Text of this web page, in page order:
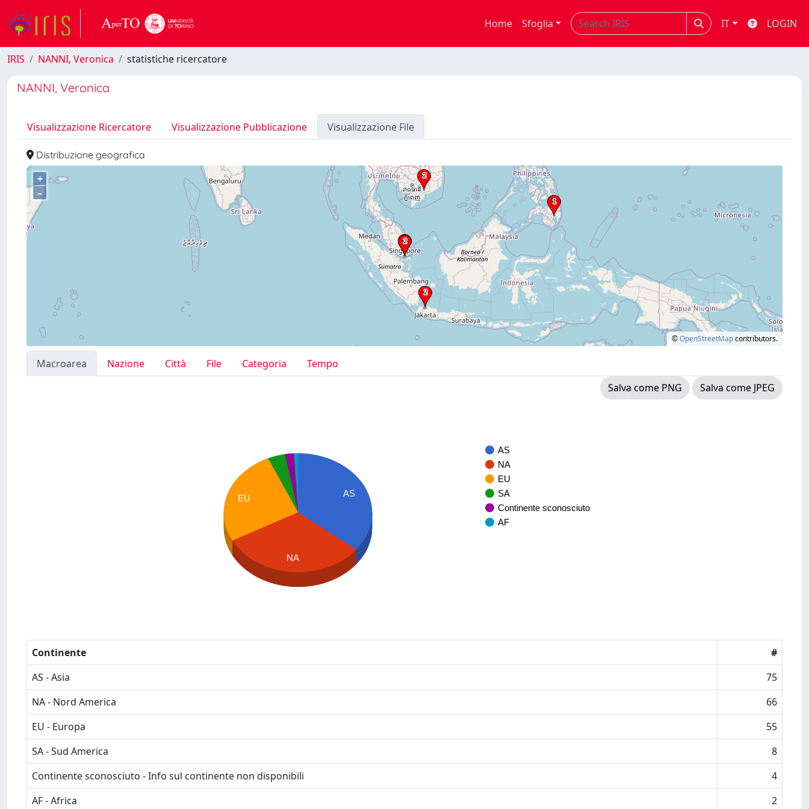
Home Sfoglia IT LOGIN
IRIS NANNI, Veronica statistiche ricercatore
NANNI, Veronica
Visualizzazione Ricercatore Visualizzazione Pubblicazione Visualizzazione File
Distribuzione geografica
+
–
©OpenStreetMapcontributors.
Macroarea Nazione Città File Categoria
Tempo
Salva come PNG
Salva come JPEG
AS
NA
EU
SA
Continente sconosciuto
AF
AS
EU
NA
Continente
#
AS - Asia
75
NA - Nord America
66
EU - Europa
55
SA - Sud America
8
Continente sconosciuto - Info sul continente non disponibili
4
AF - Africa
2